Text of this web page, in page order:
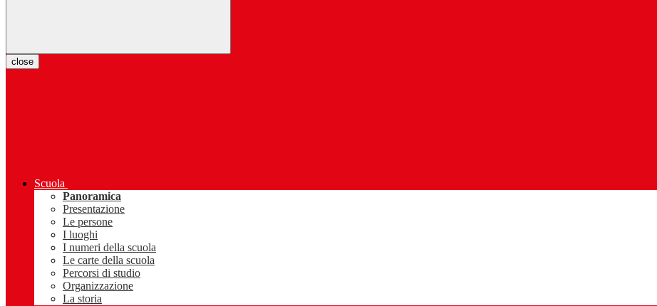
close
Scuola
Panoramica
Presentazione
Le persone
I luoghi
I numeri della scuola
Le carte della scuola
Percorsi di studio
Organizzazione
La storia